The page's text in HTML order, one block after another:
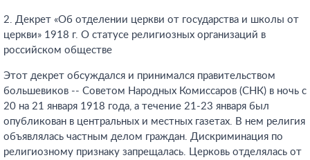
2. Декрет «Об отделении церкви от государства и школы от
церкви» 1918 г. О статусе религиозных организаций в
российском обществе
Этот декрет обсуждался и принимался правительством
большевиков -- Советом Народных Комиссаров (СНК) в ночь с
20 на 21 января 1918 года, а течение 21-23 января был
опубликован в центральных и местных газетах. В нем религия
объявлялась частным делом граждан. Дискриминация по
религиозному признаку запрещалась. Церковь отделялась от